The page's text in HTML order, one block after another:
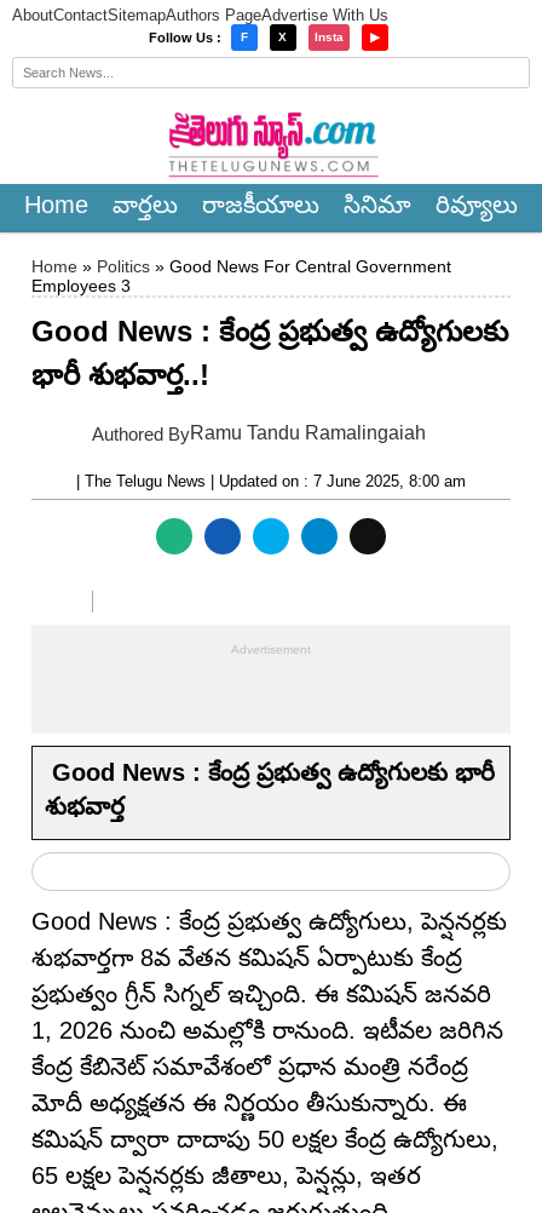
AboutContactSitemapAuthors PageAdvertise With Us
Follow Us : F X Insta ▶
Home వార్త‌లు రాజ‌కీయాలు సినిమా రివ్యూలు
Home » Politics » Good News For Central Government
Employees 3
Good News : కేంద్ర ప్రభుత్వ ఉద్యోగులకు
భారీ శుభవార్త..!
Authored ByRamu Tandu Ramalingaiah
| The Telugu News | Updated on : 7 June 2025, 8:00 am
Good News : కేంద్ర ప్రభుత్వ ఉద్యోగులకు భారీ
శుభవార్త
Good News : కేంద్ర ప్రభుత్వ ఉద్యోగులు, పెన్షనర్లకు
శుభవార్తగా 8వ వేతన కమిషన్ ఏర్పాటుకు కేంద్ర
ప్రభుత్వం గ్రీన్ సిగ్నల్ ఇచ్చింది. ఈ కమిషన్ జనవరి
1, 2026 నుంచి అమల్లోకి రానుంది. ఇటీవల జరిగిన
కేంద్ర కేబినెట్ సమావేశంలో ప్రధాన మంత్రి నరేంద్ర
మోదీ అధ్యక్షతన ఈ నిర్ణయం తీసుకున్నారు. ఈ
కమిషన్ ద్వారా దాదాపు 50 లక్షల కేంద్ర ఉద్యోగులు,
65 లక్షల పెన్షనర్లకు జీతాలు, పెన్షన్లు, ఇతర